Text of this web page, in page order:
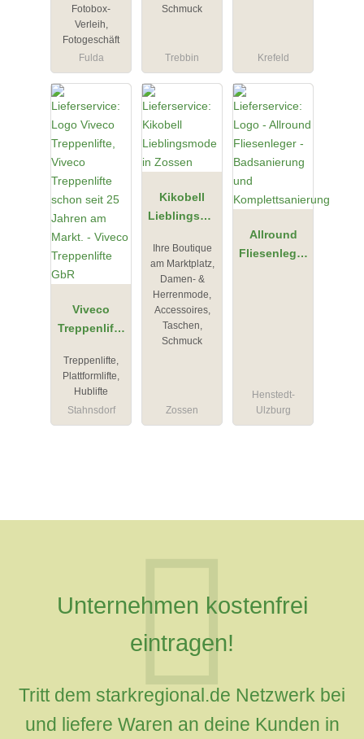
Fotobox-
Verleih,
Fotogeschäft
Fulda
Schmuck
Trebbin Krefeld
Viveco
Treppenlifte
Treppenlifte,
Plattformlifte,
Hublifte
Stahnsdorf
Kikobell
Lieblingsmo
Zossen
Ihre Boutique
am Marktplatz,
Damen- &
Herrenmode,
Accessoires,
Taschen,
Schmuck
Zossen
Allround
Fliesenleger
Henstedt-
Ulzburg
Unternehmen kostenfrei
eintragen!
Tritt dem starkregional.de Netzwerk bei
und liefere Waren an deine Kunden in